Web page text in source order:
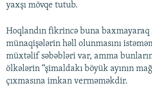
yaxşı mövqe tutub.
Hoqlandın fikrincə buna baxmayaraq
münaqişələrin həll olunmasını
müxtəlif səbəbləri var, amma bunların
ölkələrin “şimaldakı böyük ayının
çıxmasına imkan verməməkdir.